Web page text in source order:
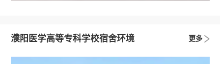
濮阳医学高等专科学校宿舍环境 更多